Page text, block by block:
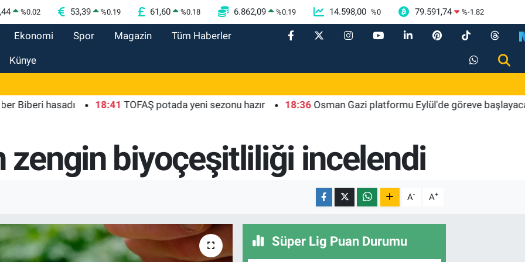
%0.02 53,39 %0.19 61,60 %0.18 6.862,09 %0.19 14.598,00 %0 79.591,74 %-1.82
Ekonomi Spor Magazin Tüm Haberler
Künye
18:41 TOFAŞ potada yeni sezonu hazır 18:36 Osman Gazi platformu Eylül'de göreve başlayacak...
zengin biyoçeşitliliği incelendi
A- A+
Süper Lig Puan Durumu